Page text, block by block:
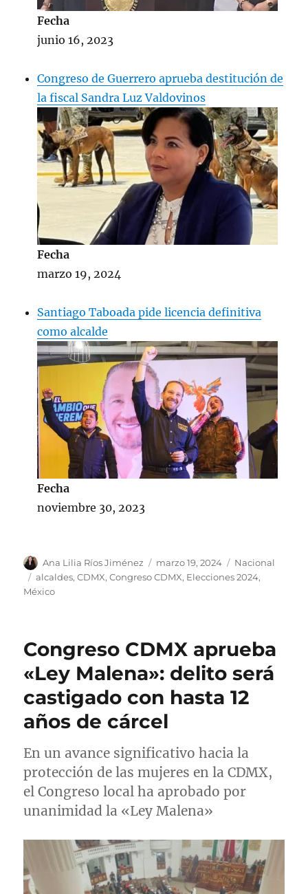
Fecha
junio 16, 2023
Congreso de Guerrero aprueba destitución de
la fiscal Sandra Luz Valdovinos
Fecha
marzo 19, 2024
Santiago Taboada pide licencia definitiva
como alcalde
Fecha
noviembre 30, 2023
A
u
t
Ana Lilia Ríos Jiménez
P
u
a
o
e
l
marzo 19, 2024
C
a
r
a
s
Nacional
E
t
e
a
s
alcaldes,CDMX,Congreso CDMX, Elecciones 2024,
México
Congreso CDMX aprueba
«Ley Malena»: delito será
castigado con hasta 12
años de cárcel
En un avance significativo hacia la
protección de las mujeres en la CDMX,
el Congreso local ha aprobado por
unanimidad la «Ley Malena»